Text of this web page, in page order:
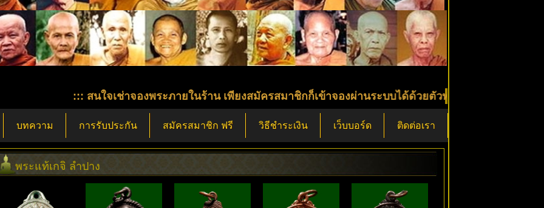
::: สนใจเช่าจองพระภายในร้าน เพียงสมัครสมาชิกก็เข้าจองผ่านระบบได้ด้วยตัวท่าน หรือจะจองตรงกับผมได้เ
ติดต่อเรา
เว็บบอร์ด
วิธีชำระเงิน
สมัครสมาชิก ฟรี
การรับประกัน
บทความ
พระแท้เกจิ ลำปาง